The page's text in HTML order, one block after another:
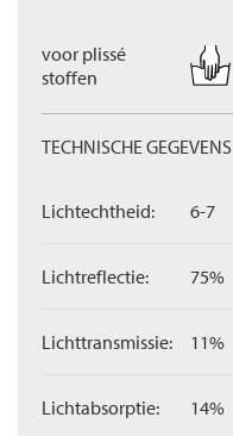
voor plissé
stoffen
TECHNISCHE GEGEVENS
Lichtechtheid: 6-7
Lichtreflectie: 75%
Lichttransmissie: 11%
Lichtabsorptie: 14%